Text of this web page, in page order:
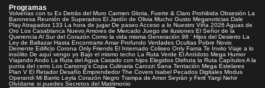
Programas
Volverías con tu Ex Detrás del Muro Carmen Gloria, Fuerte & Claro Prohibida Obsesión La
Baronesa Reunión de Superados El Jardín de Olivia Mucho Gusto Meganoticias Dale
PlayAtrapados 133 La hora de jugar De paseoAcceso a lo Nuestro Viña 2026 Aguas de
Oro Los Casablanca Nuevo Amores de Mercado Juego de ilusiones El Señor de la
Querencia Al Sur del Corazón Como la vida misma Generación 98 ' Hijos del Desierto La
Ley de Baltazar Hasta Encontrarte Amar Profundo Verdades Ocultas Pobre Novio
Demente Edificio Corona Only Friends El Internado Coliseo Only Fama Te Invito Viaje a lo
insólito De aquí vengo yo Bajo el mismo techo La Ruta Verde El Antídoto Mega Humor
Viajando Ando La Ruta del Agua Casado con hijos Elegidos Disfruta la Ruta CapítulosA la
punta del cerro Los Carsong's Copa Culinaria Carozzi Sana Tentación Mega Estelares
Plan V El Retador Desafío Emprendedor The Covers Isabel Pecados Digitales Modus
Operandi Mi Barrio Leyla Corazón Negro Trampa de Amor Seyrán y Ferit Yargi Nehir
Olvídame si puedes Secretos del Matrimonio